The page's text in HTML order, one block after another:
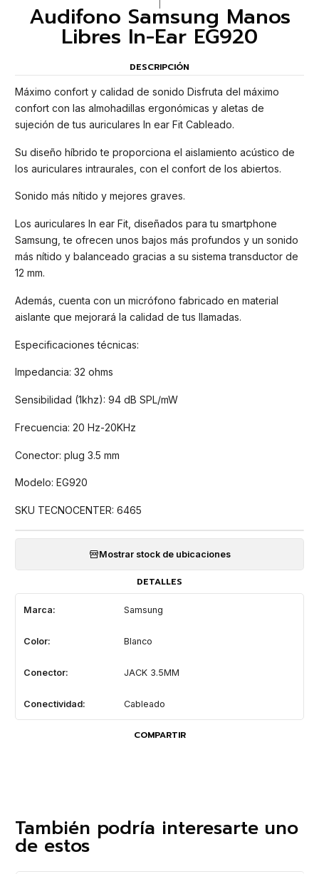
Audifono Samsung Manos
Libres In-Ear EG920
DESCRIPCIÓN
Máximo confort y calidad de sonido Disfruta del máximo
confort con las almohadillas ergonómicas y aletas de
sujeción de tus auriculares In ear Fit Cableado.
Su diseño híbrido te proporciona el aislamiento acústico de
los auriculares intraurales, con el confort de los abiertos.
Sonido más nítido y mejores graves.
Los auriculares In ear Fit, diseñados para tu smartphone
Samsung, te ofrecen unos bajos más profundos y un sonido
más nítido y balanceado gracias a su sistema transductor de
12 mm.
Además, cuenta con un micrófono fabricado en material
aislante que mejorará la calidad de tus llamadas.
Especificaciones técnicas:
Impedancia: 32 ohms
Sensibilidad (1khz): 94 dB SPL/mW
Frecuencia: 20 Hz-20KHz
Conector: plug 3.5 mm
Modelo: EG920
SKU TECNOCENTER: 6465
Mostrar stock de ubicaciones
DETALLES
Marca: Samsung
Color: Blanco
Conector: JACK 3.5MM
Conectividad: Cableado
COMPARTIR
También podría interesarte uno
de estos